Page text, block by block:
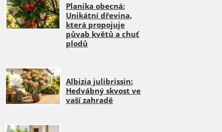
Planika obecná:
Unikátní dřevina,
která propojuje
půvab květů a chuť
plodů
Albizia julibrissin:
Hedvábný skvost ve
vaší zahradě